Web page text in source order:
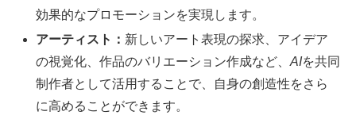
効果的なプロモーションを実現します。
アーティスト： 新しいアート表現の探求、アイデア
の視覚化、作品のバリエーション作成など、AIを共同
制作者として活用することで、自身の創造性をさら
に高めることができます。